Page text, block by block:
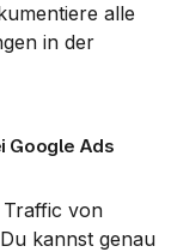
alle
in der
Google Ads
von
kannst genau